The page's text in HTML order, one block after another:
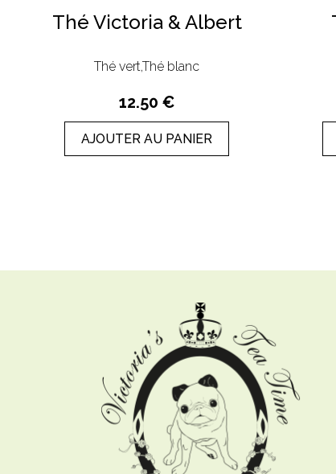
Thé Victoria & Albert
Thé vert,Thé blanc
12.50 €
AJOUTER AU PANIER